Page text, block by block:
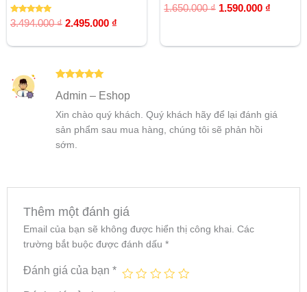
Được xếp
hạng
3.494.000₫ 2.495.000 ₫
Được xếp
hạng
1.650.000₫ 1.590.000 ₫
hạng55
Admin – Eshop
Xin chào quý khách. Quý khách hãy để lại đánh giá
sản phẩm sau mua hàng, chúng tôi sẽ phản hồi
sớm.
Thêm một đánh giá
Email của bạn sẽ không được hiển thị công khai. Các
trường bắt buộc được đánh dấu *
Đánh giá của bạn *